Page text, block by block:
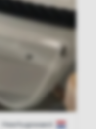
Heerhugowaard